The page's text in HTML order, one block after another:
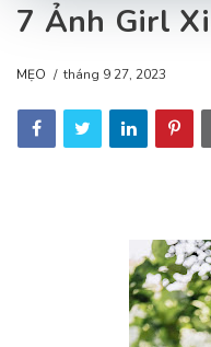
7 Ảnh Girl
MẸO tháng 9 27, 2023